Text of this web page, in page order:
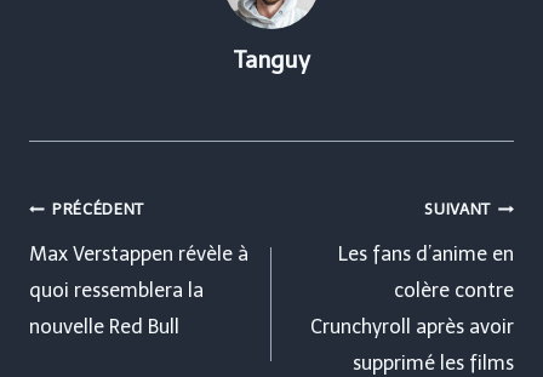
Tanguy
Navigation
de
l’article
PRÉCÉDENT
Max Verstappen révèle à
quoi ressemblera la
nouvelle Red Bull
SUIVANT
Les fans d’anime en
colère contre
Crunchyroll après avoir
supprimé les films